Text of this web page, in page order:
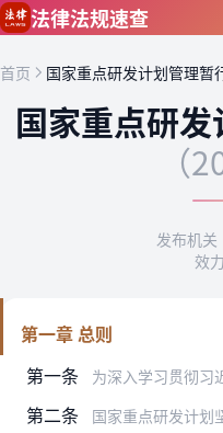
跳到主要内容
法律法规速查
首页 国家重点研发计划管理暂
国家重点研
（
发布机关
效力
第一章 总则
第一条
为深入学习贯彻习近平新时代中国特色社会主义思想，落实党中
第二条 国家重点研发计划坚持面向世界科技前沿、面向经济主战场、面